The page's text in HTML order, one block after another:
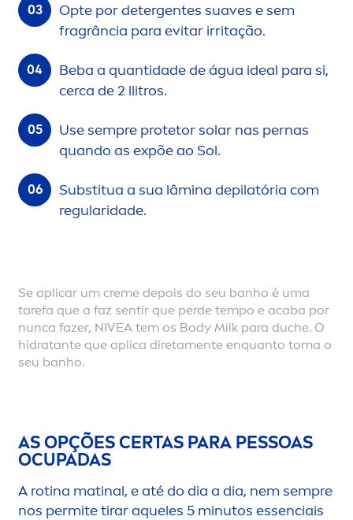
Opte por detergentes suaves e sem
fragrância para evitar irritação.
Beba a quantidade de água ideal para si,
cerca de 2 llitros.
Use sempre protetor solar nas pernas
quando as expõe ao Sol.
Substitua a sua lâmina depilatória com
regularidade.
Se aplicar um creme depois do seu banho é uma
tarefa que a faz sentir que perde tempo e acaba por
nunca fazer, NIVEA tem os Body Milk para duche. O
hidratante que aplica diretamente enquanto toma o
seu banho.
AS OPÇÕES CERTAS PARA PESSOAS
OCUPADAS
A rotina matinal, e até do dia a dia, nem sempre
nos permite tirar aqueles 5 minutos essenciais